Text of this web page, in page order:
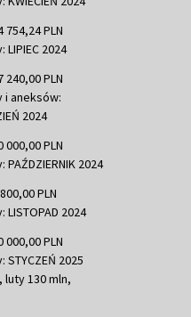
PLN
2024
PLN
i aneksów:
2024
PLN
2024
PLN
2024
PLN
2025
luty 130 mln,